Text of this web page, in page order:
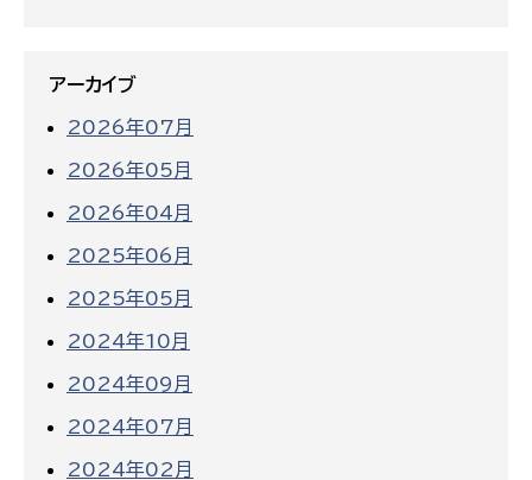
アーカイブ
2026年07月
2026年05月
2026年04月
2025年06月
2025年05月
2024年10月
2024年09月
2024年07月
2024年02月